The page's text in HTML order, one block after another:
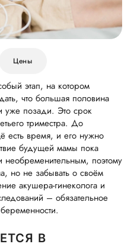
Цены
этап, на котором
что большая половина
уже позади. Это срок
триместра. До
есть время, и его нужно
будущей мамы пока
необременительным, поэтому
но не забывать о своём
акушера-гинеколога и
– обязательное
В